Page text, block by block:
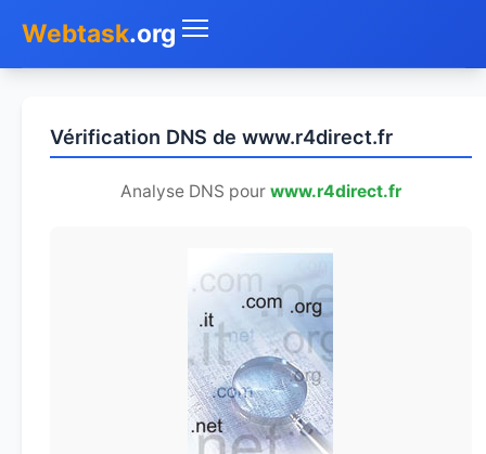
Webtask.org
Whois
Vérification DNS de www.r4direct.fr
Analyse DNS pour www.r4direct.fr